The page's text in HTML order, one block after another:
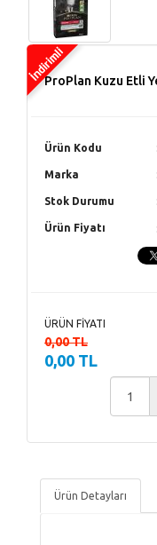
ProPlan Kuzu Etli
Ürün Kodu
Marka
Stok Durumu
Ürün Fiyatı
ÜRÜN FİYATI
0,00 TL
0,00 TL
Ürün Detayları